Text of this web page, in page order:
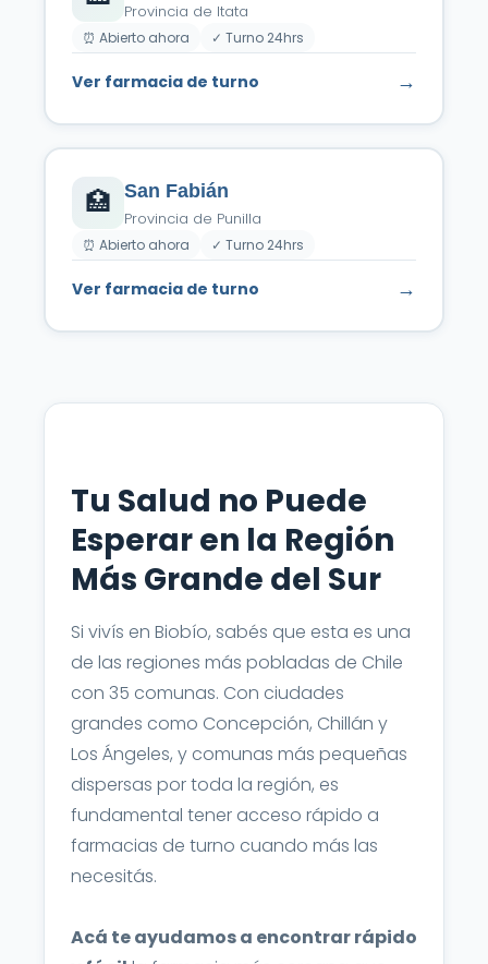
Provincia de Itata
⏰ Abierto ahora ✓ Turno 24hrs
Ver farmacia de turno →
🏥 San Fabián
Provincia de Punilla
⏰ Abierto ahora ✓ Turno 24hrs
Ver farmacia de turno →
Tu Salud no Puede
Esperar en la Región
Más Grande del Sur
Si vivís en Biobío, sabés que esta es una
de las regiones más pobladas de Chile
con 35 comunas. Con ciudades
grandes como Concepción, Chillán y
Los Ángeles, y comunas más pequeñas
dispersas por toda la región, es
fundamental tener acceso rápido a
farmacias de turno cuando más las
necesitás.
Acá te ayudamos a encontrar rápido